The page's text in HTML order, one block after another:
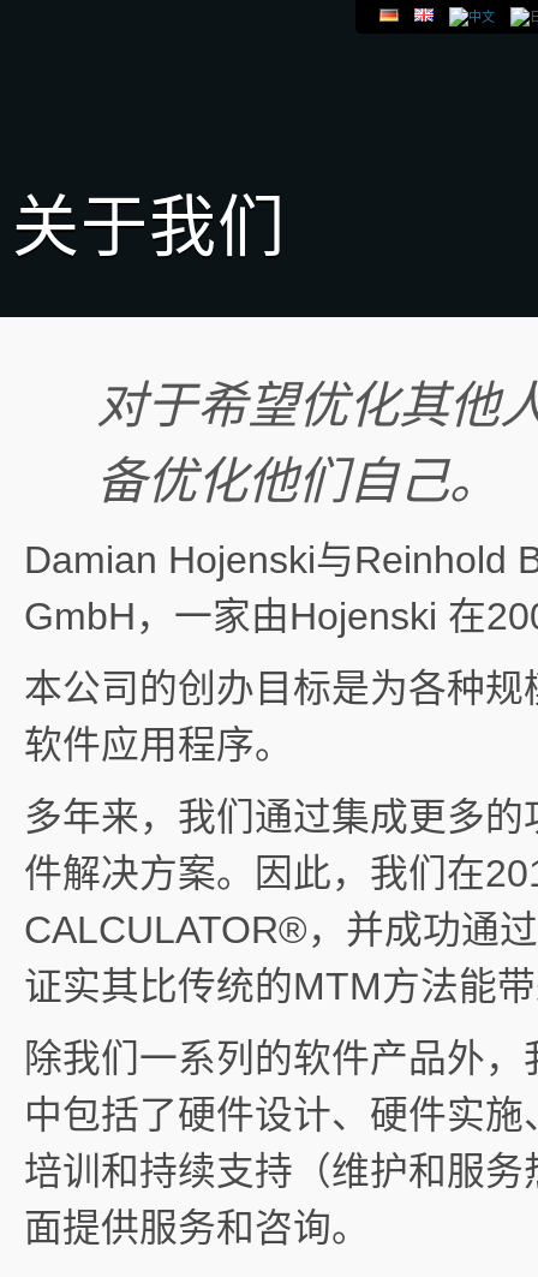
关于我们
对于希望优化其他
备优化他们自己。
Damian Hojenski与Reinhold
GmbH，一家由Hojenski 在
本公司的创办目标是为各种
软件应用程序。
多年来，我们通过集成更多
件解决方案。因此，我们在
CALCULATOR®，并成功通
证实其比传统的MTM方法能
除我们一系列的软件产品外
中包括了硬件设计、硬件实
培训和持续支持（维护和服
面提供服务和咨询。